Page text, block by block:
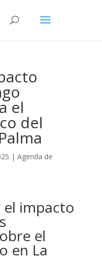
el
del
| Agenda de
el impacto
el
en La